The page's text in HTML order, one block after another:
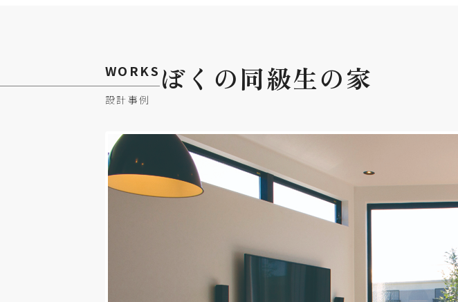
WORKS
設計事例
ぼくの同級生の家